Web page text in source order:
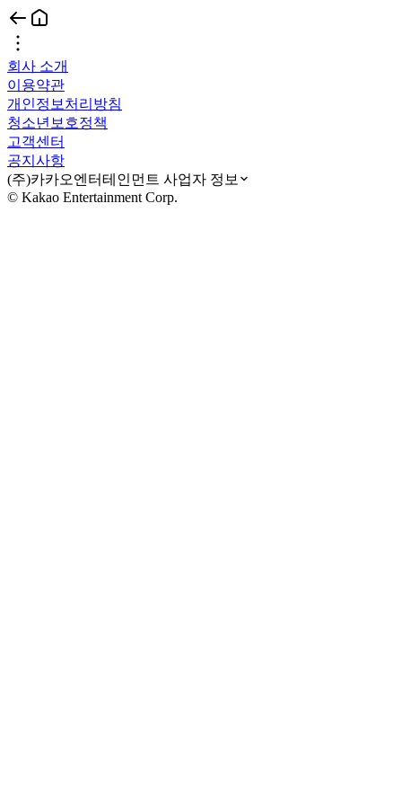
회사 소개
이용약관
개인정보처리방침
청소년보호정책
고객센터
공지사항
(주)카카오엔터테인먼트 사업자 정보
© Kakao Entertainment Corp.